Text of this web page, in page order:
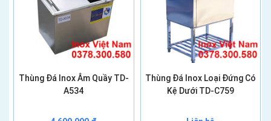
Thùng Đá Inox Âm Quầy TD-
A534
Thùng Đá Inox Loại Đứng Có
Kệ Dưới TD-C759